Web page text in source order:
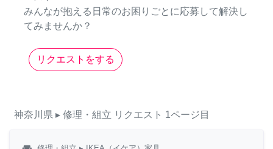
みんなが抱える日常のお困りごとに応募して解決し
てみませんか？
リクエストをする
神奈川県 ▸ 修理・組立 リクエスト 1ページ目